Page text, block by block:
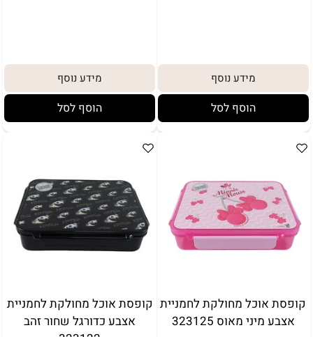
מידע נוסף
הוסף לסל
מידע נוסף
הוסף לסל
קופסת אוכל מחולקת לחמניית
אצבע מיני מאוס 323125
קופסת אוכל מחולקת לחמניית
אצבע כדורגל שחור זהב